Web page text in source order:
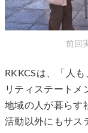
前回
RKKCSは、「人
リティステートメ
地域の人が暮らす
活動以外にもサス